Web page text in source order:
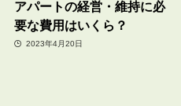
アパートの経営・維持に必
要な費用はいくら？
2023年4月20日